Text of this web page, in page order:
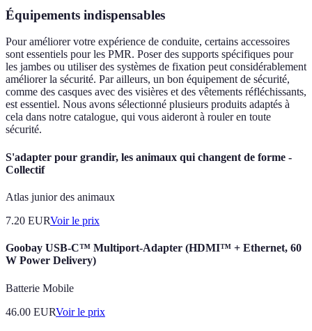
Équipements indispensables
Pour améliorer votre expérience de conduite, certains accessoires
sont essentiels pour les PMR. Poser des supports spécifiques pour
les jambes ou utiliser des systèmes de fixation peut considérablement
améliorer la sécurité. Par ailleurs, un bon équipement de sécurité,
comme des casques avec des visières et des vêtements réfléchissants,
est essentiel. Nous avons sélectionné plusieurs produits adaptés à
cela dans notre catalogue, qui vous aideront à rouler en toute
sécurité.
S'adapter pour grandir, les animaux qui changent de forme -
Collectif
Atlas junior des animaux
7.20 EURVoir le prix
Goobay USB-C™ Multiport-Adapter (HDMI™ + Ethernet, 60
W Power Delivery)
Batterie Mobile
46.00 EURVoir le prix